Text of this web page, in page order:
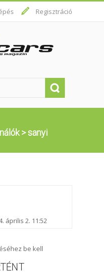
Regisztráció
>sanyi
április 2. 11:52
be kell